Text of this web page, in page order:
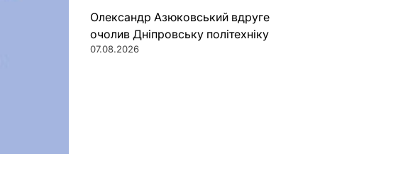
Олександр Азюковський вдруге
очолив Дніпровську політехніку
07.08.2026